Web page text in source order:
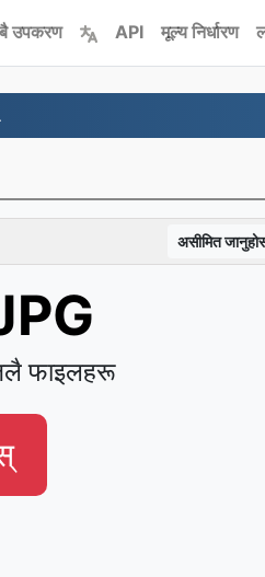
उपकरण API मूल्य निर्धारण
असीमित
फाइलहरू